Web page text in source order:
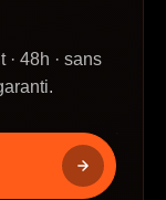
48h · sans